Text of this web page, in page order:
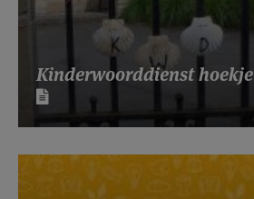
Kinderwoorddienst hoekje